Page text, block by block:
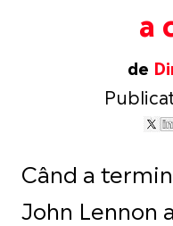
a
de
Când a
John Lennon